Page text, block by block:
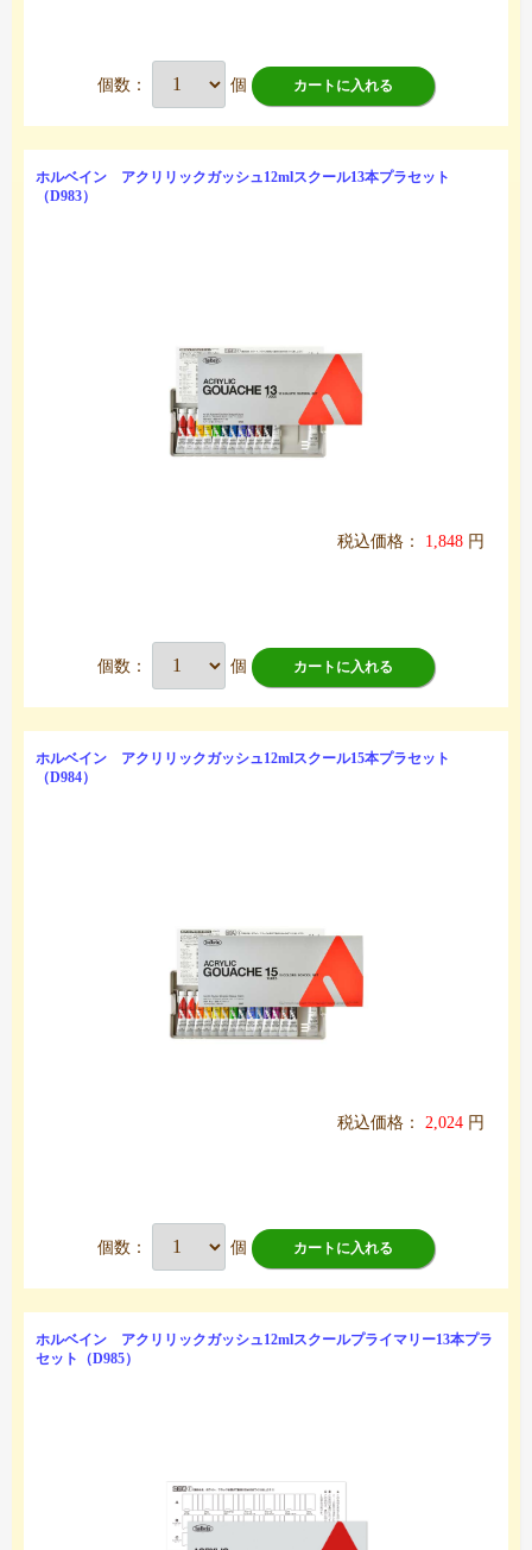
個数： 個 カートに入れる
ホルベイン アクリリックガッシュ12mlスクール13本プラセット
（D983）
税込価格： 1,848 円
個数： 個 カートに入れる
ホルベイン アクリリックガッシュ12mlスクール15本プラセット
（D984）
税込価格： 2,024 円
個数： 個 カートに入れる
ホルベイン アクリリックガッシュ12mlスクールプライマリー13本プラ
セット（D985）